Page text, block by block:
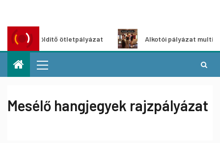
ötletpályázat Alkotói pályázat multimédia-
Mesélő hangjegyek rajzpályázat